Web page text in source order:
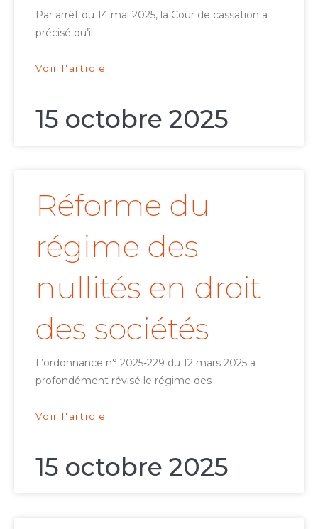
Par arrêt du 14 mai 2025, la Cour de cassation a
précisé qu’il
Voir l'article
15 octobre 2025
Réforme du
régime des
nullités en droit
des sociétés
L’ordonnance n° 2025-229 du 12 mars 2025 a
profondément révisé le régime des
Voir l'article
15 octobre 2025